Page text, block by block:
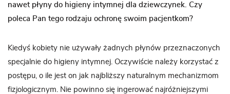
nawet płyny do higieny intymnej dla dziewczynek. Czy
poleca Pan tego rodzaju ochronę swoim pacjentkom?
Kiedyś kobiety nie używały żadnych płynów przeznaczonych
specjalnie do higieny intymnej. Oczywiście należy korzystać z
postępu, o ile jest on jak najbliższy naturalnym mechanizmom
fizjologicznym. Nie powinno się ingerować najróżniejszymi